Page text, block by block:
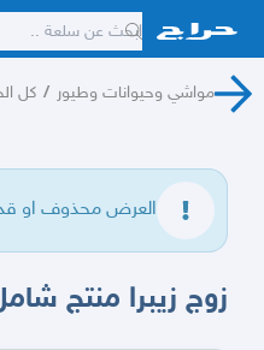
مواشي وحيوانات وطيور / كل
العرض محذوف او
زوج زيبرا منتج